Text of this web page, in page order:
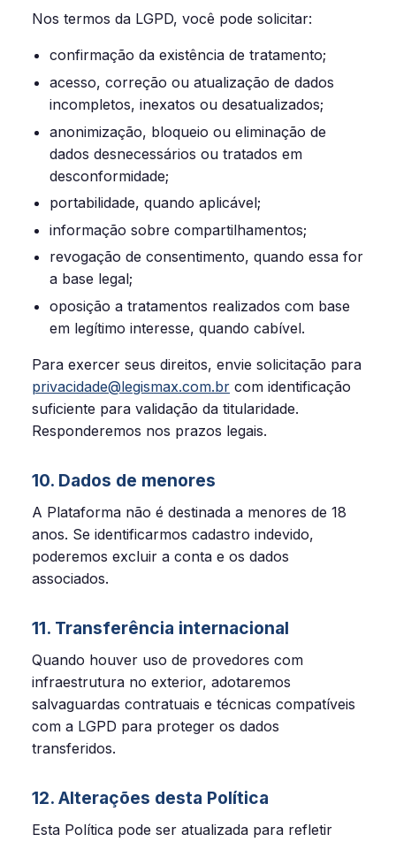
Nos termos da LGPD, você pode solicitar:
confirmação da existência de tratamento;
acesso, correção ou atualização de dados
incompletos, inexatos ou desatualizados;
anonimização, bloqueio ou eliminação de
dados desnecessários ou tratados em
desconformidade;
portabilidade, quando aplicável;
informação sobre compartilhamentos;
revogação de consentimento, quando essa for
a base legal;
oposição a tratamentos realizados com base
em legítimo interesse, quando cabível.
Para exercer seus direitos, envie solicitação para
privacidade@legismax.com.br com identificação
suficiente para validação da titularidade.
Responderemos nos prazos legais.
10. Dados de menores
A Plataforma não é destinada a menores de 18
anos. Se identificarmos cadastro indevido,
poderemos excluir a conta e os dados
associados.
11. Transferência internacional
Quando houver uso de provedores com
infraestrutura no exterior, adotaremos
salvaguardas contratuais e técnicas compatíveis
com a LGPD para proteger os dados
transferidos.
12. Alterações desta Política
Esta Política pode ser atualizada para refletir